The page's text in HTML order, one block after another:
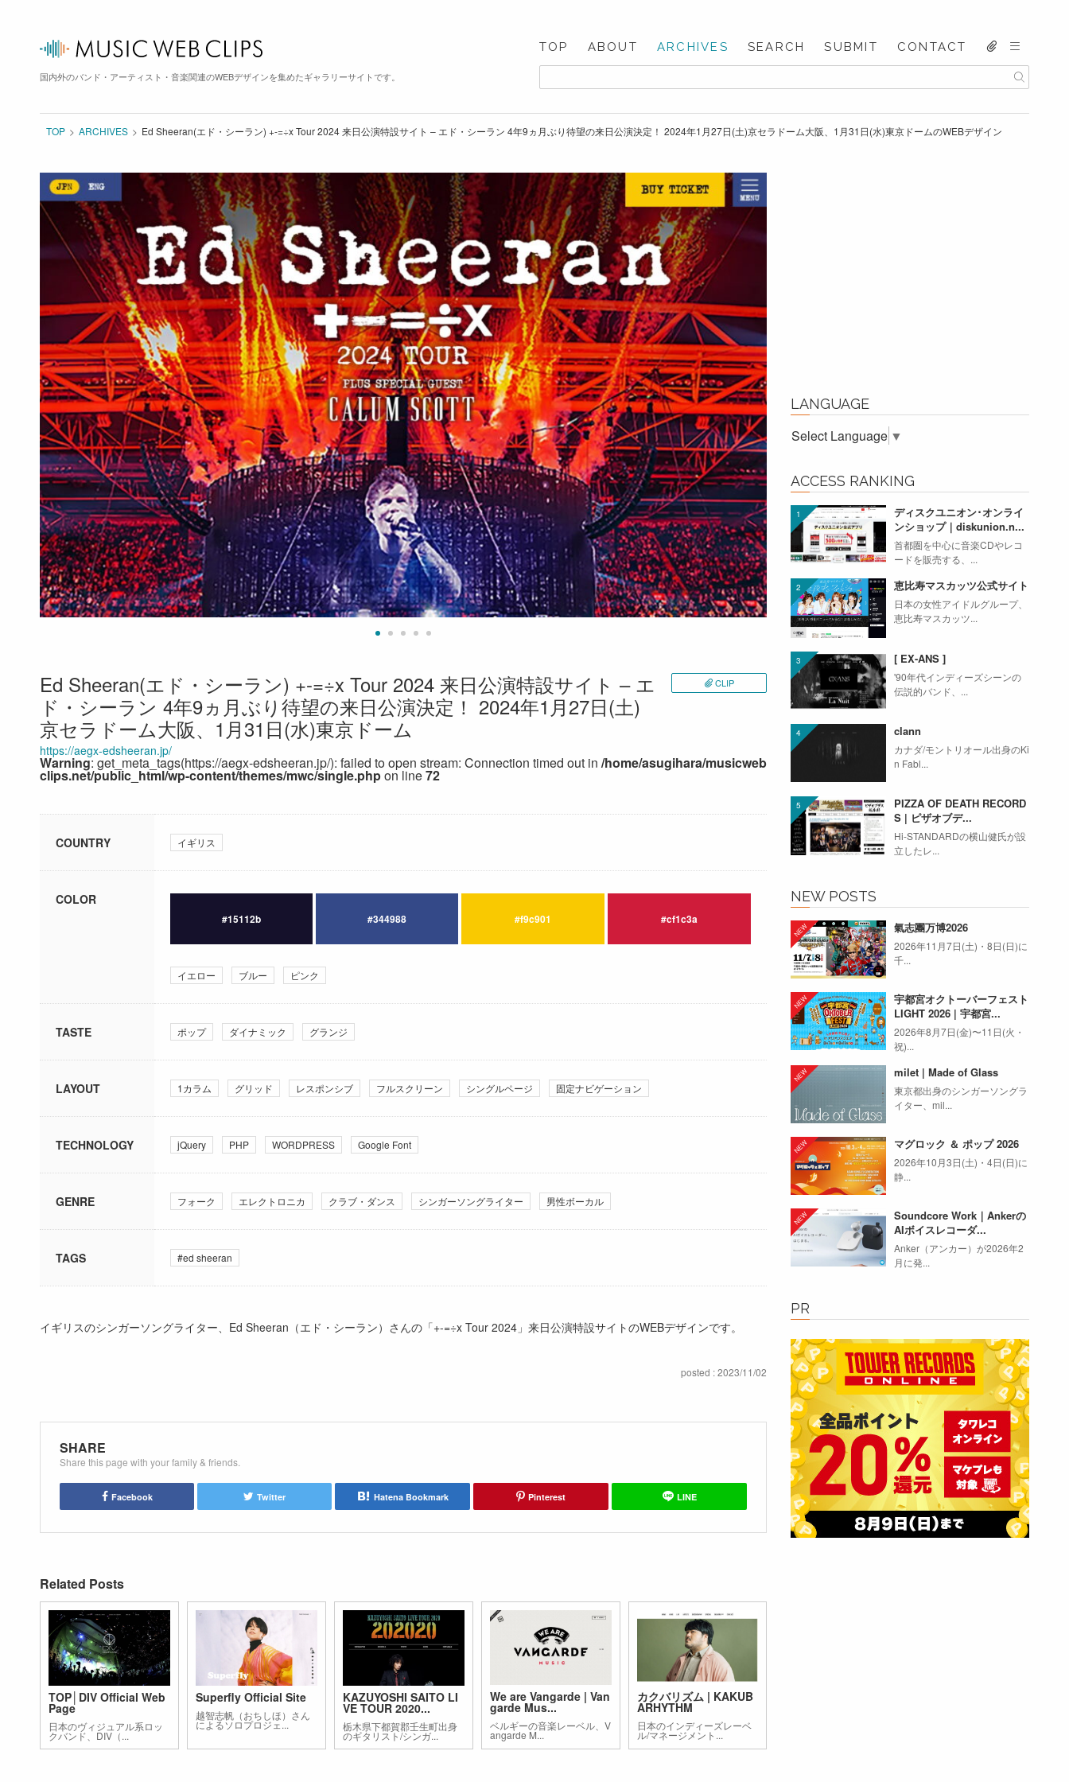
国内外のバンド・アーティスト・音楽関連のWEBデザインを集めたギャラリーサイトです。
TOP ABOUT ARCHIVES SEARCH SUBMIT CONTACT
TOP ARCHIVES Ed Sheeran(エド・シーラン) +-=÷x Tour 2024 来日公演特設サイト – エド・シーラン 4年9ヵ月ぶり待望の来日公演決定！ 2024年1月27日(土)京セラドーム大阪、1月31日(水)東京ドームのWEBデザイン
Ed Sheeran(エド・シーラン) +-=÷x Tour 2024 来日公演特設サイト – エ
ド・シーラン 4年9ヵ月ぶり待望の来日公演決定！ 2024年1月27日(土)
京セラドーム大阪、1月31日(水)東京ドーム
https://aegx-edsheeran.jp/
Warning: get_meta_tags(https://aegx-edsheeran.jp/): failed to open stream: Connection timed out in /home/asugihara/musicweb
clips.net/public_html/wp-content/themes/mwc/single.phpon line72
CLIP
COUNTRY イギリス
COLOR
#15112b #344988 #f9c901 #cf1c3a
イエロー ブルー ピンク
TASTE ポップ ダイナミック グランジ
LAYOUT 1カラム グリッド レスポンシブ フルスクリーン シングルページ 固定ナビゲーション
TECHNOLOGY jQuery PHP WORDPRESS Google Font
GENRE フォーク エレクトロニカ クラブ・ダンス シンガーソングライター 男性ボーカル
TAGS #ed sheeran
イギリスのシンガーソングライター、Ed Sheeran（エド・シーラン）さんの「+-=÷x Tour 2024」来日公演特設サイトのWEBデザインです。
posted : 2023/11/02
SHARE
Share this page with your family & friends.
Facebook Twitter Hatena Bookmark Pinterest LINE
Related Posts
TOP│DIV Official Web
Page
日本のヴィジュアル系ロッ
クバンド、DIV（...
Superfly Official Site
越智志帆（おちしほ）さん
によるソロプロジェ...
KAZUYOSHI SAITO LI
VE TOUR 2020...
栃木県下都賀郡壬生町出身
のギタリスト/シンガ...
We are Vangarde | Van
garde Mus...
ベルギーの音楽レーベル、V
angarde M...
カクバリズム | KAKUB
ARHYTHM
日本のインディーズレーベ
ル/マネージメント...
LANGUAGE
Select Language ▼
ACCESS RANKING
ディスクユニオン･オンライ
ンショップ｜diskunion.n...
首都圏を中心に音楽CDやレコ
ードを販売する、...
恵比寿マスカッツ公式サイト
日本の女性アイドルグループ、
恵比寿マスカッツ...
[ EX-ANS ]
'90年代インディーズシーンの
伝説的バンド、...
clann
カナダ/モントリオール出身のKi
n Fabl...
PIZZA OF DEATH RECORD
S | ピザオブデ...
Hi-STANDARDの横山健氏が設
立したレ...
NEW POSTS
氣志團万博2026
2026年11月7日(土)・8日(日)に
千...
宇都宮オクトーバーフェスト
LIGHT 2026 | 宇都宮...
2026年8月7日(金)〜11日(火・
祝)...
milet | Made of Glass
東京都出身のシンガーソングラ
イター、mil...
マグロック ＆ ポップ 2026
2026年10月3日(土)・4日(日)に
静...
Soundcore Work｜Ankerの
AIボイスレコーダ...
Anker（アンカー）が2026年2
月に発...
PR